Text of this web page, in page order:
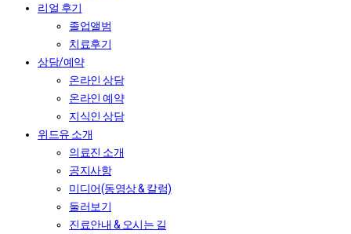
리얼 후기
졸업앨범
치료후기
상담/예약
온라인 상담
온라인 예약
지식인 상담
위드유 소개
의료진 소개
공지사항
미디어(동영상 & 칼럼)
둘러보기
진료안내 & 오시는 길